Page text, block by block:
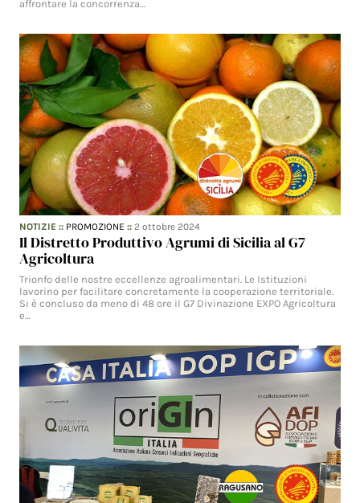
affrontare la concorrenza…
NOTIZIE :: PROMOZIONE ::2 ottobre 2024
Il Distretto Produttivo Agrumi di Sicilia al G7
Agricoltura
Trionfo delle nostre eccellenze agroalimentari. Le Istituzioni
lavorino per facilitare concretamente la cooperazione territoriale.
Si è concluso da meno di 48 ore il G7 Divinazione EXPO Agricoltura
e…